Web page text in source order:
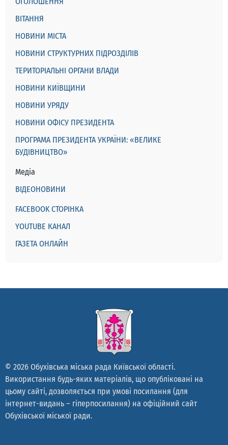
ВІТАННЯ
НОВИНИ МІСТА
НОВИНИ СТРУКТУРНИХ ПІДРОЗДІЛІВ
ТЕРИТОРІАЛЬНІ ОРГАНИ ВЛАДИ
НОВИНИ КИЇВЩИНИ
НОВИНИ УРЯДУ
НОВИНИ ОФІСУ ПРЕЗИДЕНТА
ПРОГРАМА ПРЕЗИДЕНТА УКРАЇНИ: «ВЕЛИКЕ
БУДІВНИЦТВО»
Медіа
ВІДЕОНОВИНИ
FACEBOOK СТОРІНКА
YOUTUBE КАНАЛ
ГАЗЕТА ОНЛАЙН
© 2026 Обухівська міська рада Київської області.
Використання будь-яких матеріалів, що опубліковані на
цьому сайті, дозволяється при умові посилання (для
інтернет-видань – гіперпосилання) на офіційний сайт
Обухівської міської ради.